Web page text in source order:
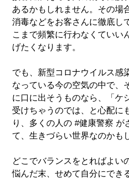
あるかもしれません。その場
消毒などをお客さんに徹底し
こまで頻繁に行わなくていい
げたくなります。
でも、新型コロナウイルス感
なっている今の空気の中で、
に口に出そうものなら、「ケ
受けちゃうのでは、と心配に
り、多くの人の #健康警察 が
て、生きづらい世界なのかも
どこでバランスをとればよ
悩んだ末、せめて自分にでき